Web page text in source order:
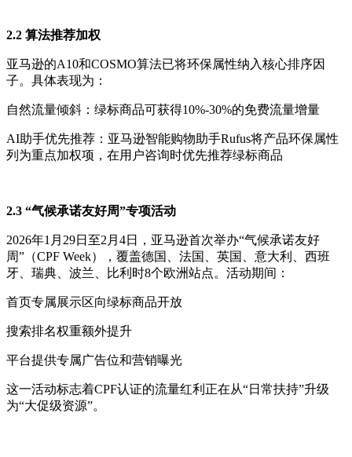
2.2 算法推荐加权
亚马逊的A10和COSMO算法已将环保属性纳入核心排序因
子。具体表现为：
自然流量倾斜：绿标商品可获得10%-30%的免费流量增量
AI助手优先推荐：亚马逊智能购物助手Rufus将产品环保属性
列为重点加权项，在用户咨询时优先推荐绿标商品
2.3 “气候承诺友好周”专项活动
2026年1月29日至2月4日，亚马逊首次举办“气候承诺友好
周”（CPF Week），覆盖德国、法国、英国、意大利、西班
牙、瑞典、波兰、比利时8个欧洲站点。活动期间：
首页专属展示区向绿标商品开放
搜索排名权重额外提升
平台提供专属广告位和营销曝光
这一活动标志着CPF认证的流量红利正在从“日常扶持”升级
为“大促级资源”。